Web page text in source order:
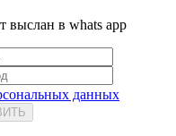
выслан в whats app
данных